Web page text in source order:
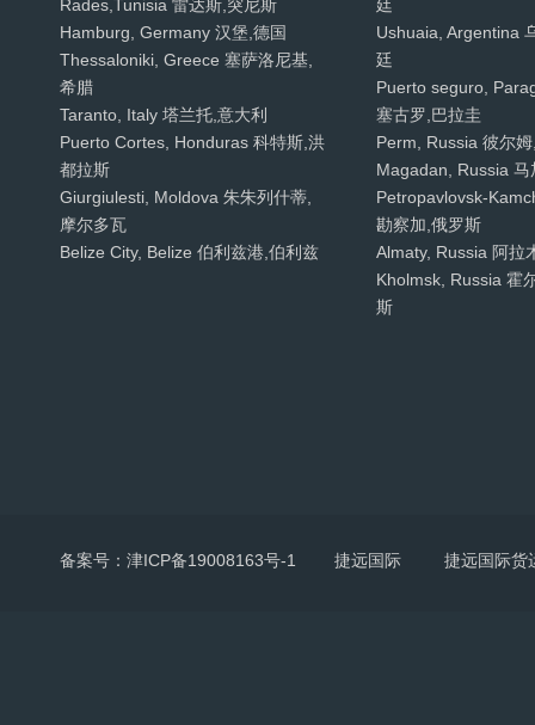
Rades,Tunisia 雷达斯,突尼斯
Hamburg, Germany 汉堡,德国
Thessaloniki, Greece 塞萨洛尼基,
希腊
Taranto, Italy 塔兰托,意大利
Puerto Cortes, Honduras 科特斯,洪
都拉斯
Giurgiulesti, Moldova 朱朱列什蒂,
摩尔多瓦
Belize City, Belize 伯利兹港,伯利兹
廷
Ushuaia, Argentina
廷
Puerto seguro,
塞古罗,巴拉圭
Perm, Russia 彼尔
Magadan, Russia 马
Petropavlovsk-
勘察加,俄罗斯
Almaty, Russia 阿拉
Kholmsk, Russia 霍
斯
备案号：津ICP备19008163号-1 捷远国际 捷远国际货